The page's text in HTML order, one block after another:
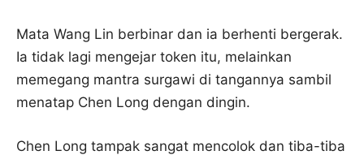
Mata Wang Lin berbinar dan ia berhenti bergerak.
Ia tidak lagi mengejar token itu, melainkan
memegang mantra surgawi di tangannya sambil
menatap Chen Long dengan dingin.
Chen Long tampak sangat mencolok dan tiba-tiba